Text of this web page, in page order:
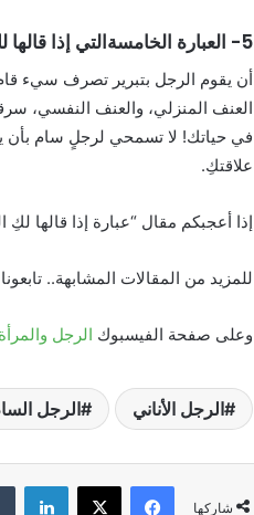
5- العبارة الخامسةالتي إذا قالها لكِ الرجل، يجب أن تهربي حتماً: “نعم، لكنني قمتُ بذلك لأنني أحبكِ حقاً.”
أن يقوم الرجل بتبرير تصرف سيء
العنف المنزلي، والعنف النفسي،
في حياتك! لا تسمحي لرجلٍ سام بأن
علاقتكِ.
إذا أعجبكم مقال “عبارة إذا قالها
للمزيد من المقالات المشابهة..
وعلى صفحة الفيسبوك الرجل والمرأة
الرجل الأناني الرجل
شاركها
فيسبوك X